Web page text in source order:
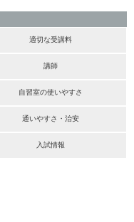
適切な受講料
講師
自習室の使いやすさ
通いやすさ・治安
入試情報